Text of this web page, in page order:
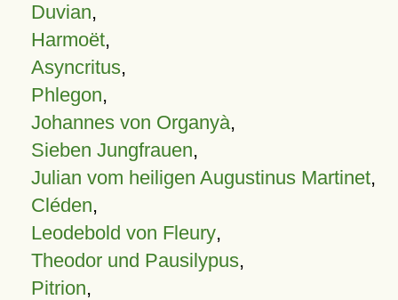
Duvian,
Harmoët,
Asyncritus,
Phlegon,
Johannes von Organyà,
Sieben Jungfrauen,
Julian vom heiligen Augustinus Martinet,
Cléden,
Leodebold von Fleury,
Theodor und Pausilypus,
Pitrion,